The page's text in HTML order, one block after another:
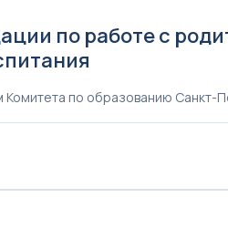
по работе с
Комитета по образованию